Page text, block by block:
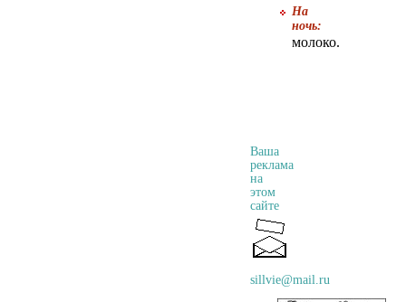
На
ночь:
молоко.
Ваша
реклама
на
этом
сайте
sillvie@mail.ru